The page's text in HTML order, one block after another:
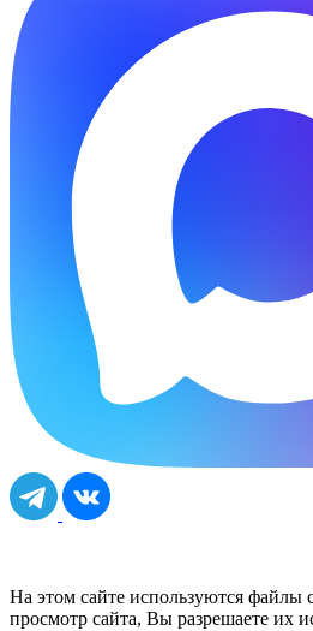
На этом сайте используются файлы
просмотр сайта, Вы разрешаете их